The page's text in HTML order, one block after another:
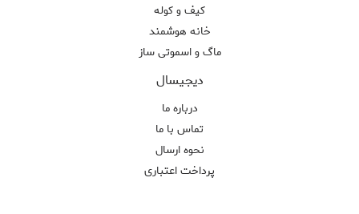
کیف و کوله
خانه هوشمند
ماگ و اسموتی ساز
دیجیسال
درباره ما
تماس با ما
نحوه ارسال
پرداخت اعتباری